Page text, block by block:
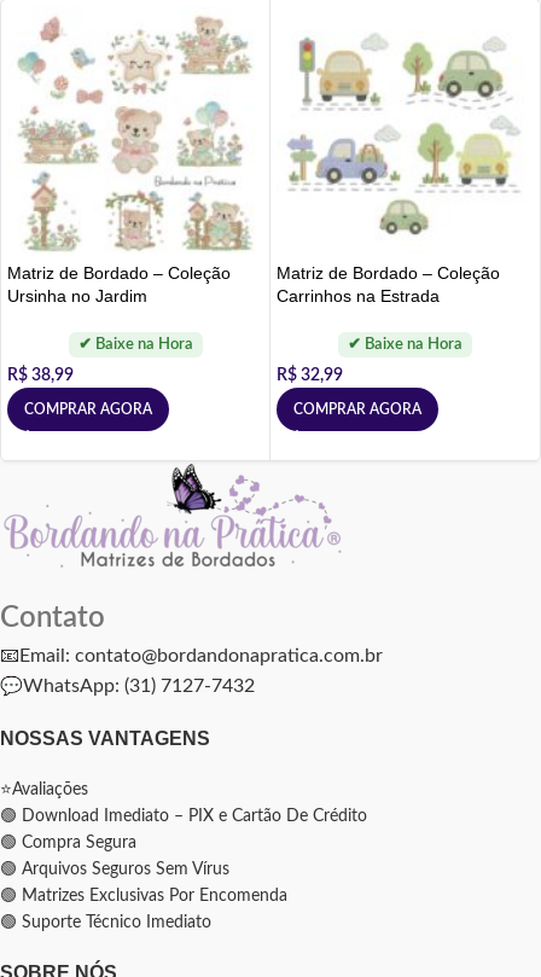
Matriz de Bordado – Coleção
Ursinha no Jardim
R$ 38,99
COMPRAR AGORA
Matriz de Bordado – Coleção
Carrinhos na Estrada
R$ 32,99
COMPRAR AGORA
Contato
📧Email: contato@bordandonapratica.com.br
💬WhatsApp: (31) 7127-7432
NOSSAS VANTAGENS
⭐Avaliações
🟢 Download Imediato – PIX e Cartão De Crédito
🟢 Compra Segura
🟢 Arquivos Seguros Sem Vírus
🟢 Matrizes Exclusivas Por Encomenda
🟢 Suporte Técnico Imediato